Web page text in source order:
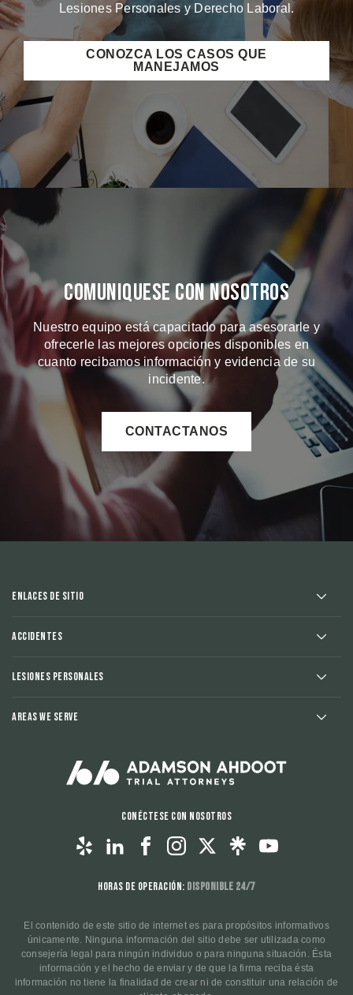
Lesiones Personales y Derecho Laboral.
CONOZCA LOS CASOS QUE
MANEJAMOS
Comuniquese Con Nosotros
Nuestro equipo está capacitado para asesorarle y
ofrecerle las mejores opciones disponibles en
cuanto recibamos información y evidencia de su
incidente.
CONTACTANOS
Enlaces de sitio
Accidentes
Lesiones Personales
Areas We Serve
Conéctese con nosotros
Horas de operación: Disponible 24/7
El contenido de este sitio de internet es para propósitos informativos
únicamente. Ninguna información del sitio debe ser utilizada como
consejería legal para ningún individuo o para ninguna situación. Ésta
información y el hecho de enviar y de que la firma reciba ésta
información no tiene la finalidad de crear ni de constituir una relación de